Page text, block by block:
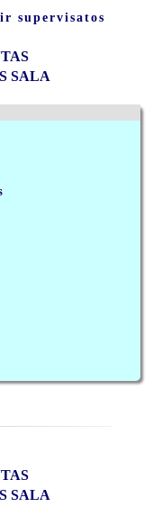
supervisatos
SALA
SALA